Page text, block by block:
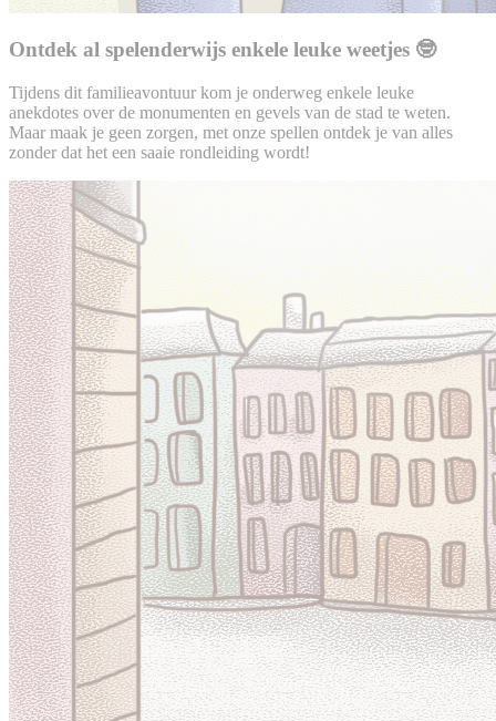
Ontdek al spelenderwijs enkele leuke weetjes 🤓
Tijdens dit familieavontuur kom je onderweg enkele leuke
anekdotes over de monumenten en gevels van de stad te weten.
Maar maak je geen zorgen, met onze spellen ontdek je van alles
zonder dat het een saaie rondleiding wordt!